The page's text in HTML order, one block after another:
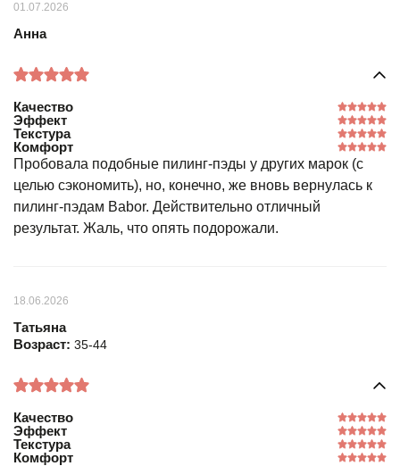
01.07.2026
Анна
Качество
Эффект
Текстура
Комфорт
Пробовала подобные пилинг-пэды у других марок (с
целью сэкономить), но, конечно, же вновь вернулась к
пилинг-пэдам Babor. Действительно отличный
результат. Жаль, что опять подорожали.
18.06.2026
Татьяна
Возраст: 35-44
Качество
Эффект
Текстура
Комфорт